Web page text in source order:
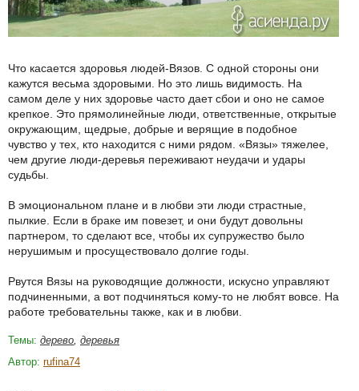
Что касается здоровья людей-Вязов. С одной стороны они
кажутся весьма здоровыми. Но это лишь видимость. На
самом деле у них здоровье часто дает сбои и оно не самое
крепкое. Это прямолинейные люди, ответственные, открытые
окружающим, щедрые, добрые и верящие в подобное
чувство у тех, кто находится с ними рядом. «Вязы» тяжелее,
чем другие люди-деревья переживают неудачи и удары
судьбы.
В эмоциональном плане и в любви эти люди страстные,
пылкие. Если в браке им повезет, и они будут довольны
партнером, то сделают все, чтобы их супружество было
нерушимым и просуществовало долгие годы.
Рвутся Вязы на руководящие должности, искусно управляют
подчиненными, а вот подчиняться кому-то не любят вовсе. На
работе требовательны также, как и в любви.
Темы: дерево деревья
Автор: rufina74